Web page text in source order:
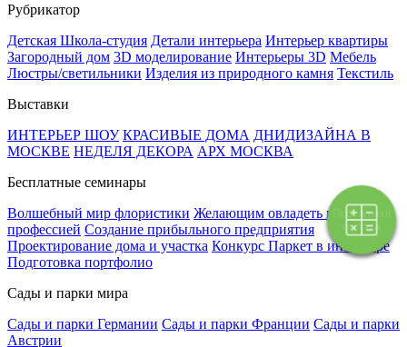
Поэтапная
оплата
Рубрикатор
Детская Школа-студия Детали интерьера Интерьер квартиры
Загородный дом 3D моделирование Интерьеры 3D Мебель
Люстры/светильники Изделия из природного камня Текстиль
Выставки
ИНТЕРЬЕР ШОУ КРАСИВЫЕ ДОМА ДНИДИЗАЙНА В
МОСКВЕ НЕДЕЛЯ ДЕКОРА АРХ МОСКВА
Бесплатные семинары
Волшебный мир флористики Желающим овладеть новой
профессией Создание прибыльного предприятия
Проектирование дома и участка Конкурс Паркет в интерьере
Подготовка портфолио
Сады и парки мира
Сады и парки Германии Сады и парки Франции Сады и парки
Австрии